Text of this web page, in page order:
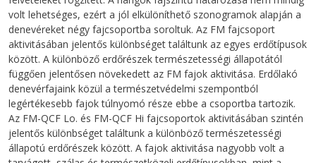
volt lehetséges, ezért a jól elkülöníthető szonogramok alapján a
denevéreket négy fajcsoportba soroltuk. Az FM fajcsoport
aktivitásában jelentős különbséget találtunk az egyes erdőtípusok
között. A különböző erdőrészek természetességi állapotától
függően jelentősen növekedett az FM fajok aktivitása. Erdőlakó
denevérfajaink közül a természetvédelmi szempontból
legértékesebb fajok túlnyomó része ebbe a csoportba tartozik.
Az FM-QCF Lo. és FM-QCF Hi fajcsoportok aktivitásában szintén
jelentős különbséget találtunk a különböző természetességi
állapotú erdőrészek között. A fajok aktivitása nagyobb volt a